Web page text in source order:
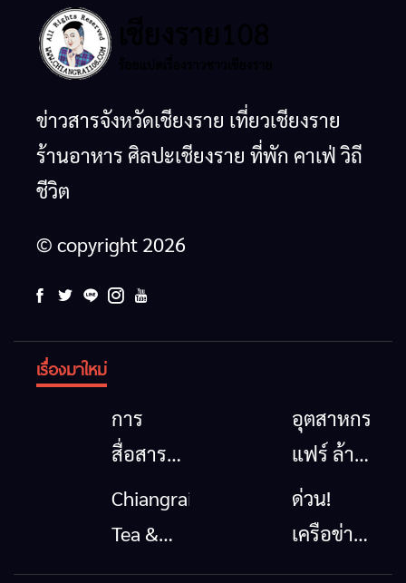
ข่าวสารจังหวัดเชียงราย เที่ยวเชียงราย
ร้านอาหาร ศิลปะเชียงราย ที่พัก คาเฟ่ วิถี
ชีวิต
© copyright 2026
เรื่องมาใหม่
การ
สื่อสาร
โทรคมนาคม
กรณีภัย
อุตสาหกรรม
แฟร์ ล้าน
นาตะวัน
ออก
Chiangrai
Tea &
Coffee
ด่วน!
เครือข่าย
ลุ่มน้ำกก